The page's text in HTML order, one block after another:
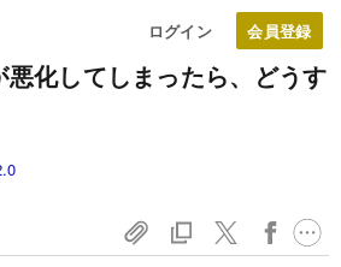
ログイン
化してしまったら、どうす